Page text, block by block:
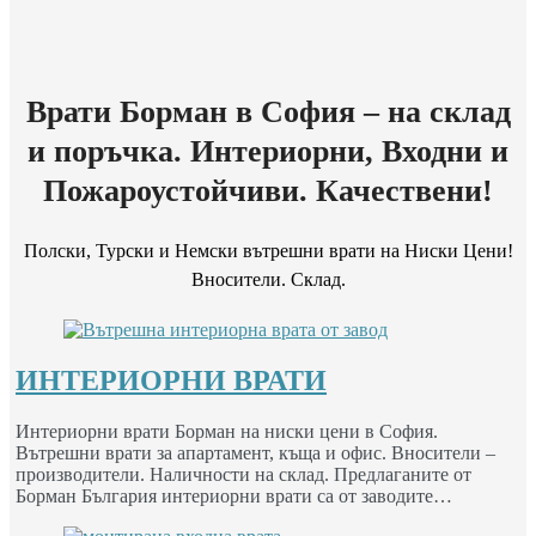
Врати Борман в София – на склад
и поръчка. Интериорни, Входни и
Пожароустойчиви. Качествени!
Полски, Турски и Немски вътрешни врати на Ниски Цени!
Вносители. Склад.
ИНТЕРИОРНИ ВРАТИ
Интериорни врати Борман на ниски цени в София.
Вътрешни врати за апартамент, къща и офис. Вносители –
производители. Наличности на склад. Предлаганите от
Борман България интериорни врати са от заводите…